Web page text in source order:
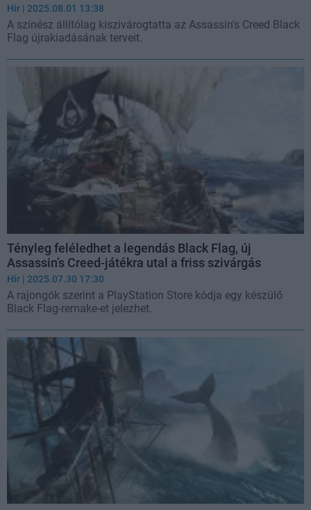
Hír | 2025.08.01 13:38
A színész állítólag kiszivárogtatta az Assassin's Creed Black
Flag újrakiadásának terveit.
Tényleg feléledhet a legendás Black Flag, új
Assassin’s Creed-játékra utal a friss szivárgás
Hír | 2025.07.30 17:30
A rajongók szerint a PlayStation Store kódja egy készülő
Black Flag-remake-et jelezhet.